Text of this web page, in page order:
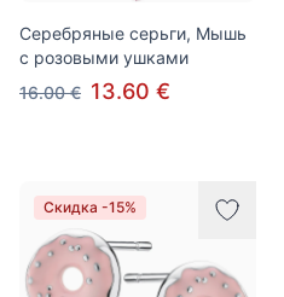
Серебряные серьги, Мышь
с розовыми ушками
16.00 € 13.60 €
Скидка -15%